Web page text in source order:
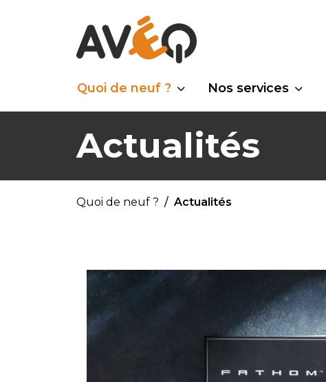
Quoi de neuf ? Nos services
Actualités
Quoi de neuf ? Actualités